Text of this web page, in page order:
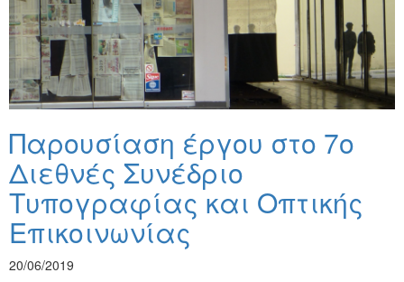
Παρουσίαση έργου στο 7ο
Διεθνές Συνέδριο
Τυπογραφίας και Οπτικής
Επικοινωνίας
20/06/2019